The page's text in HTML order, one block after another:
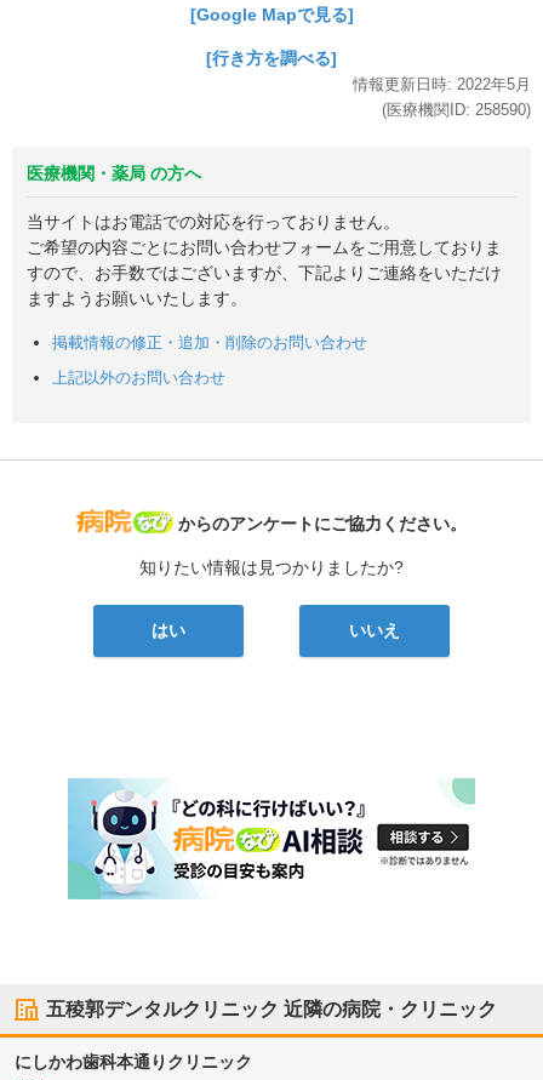
[Google Mapで見る]
[行き方を調べる]
情報更新日時: 2022年5月
(医療機関ID: 258590)
医療機関・薬局 の方へ
当サイトはお電話での対応を行っておりません。
ご希望の内容ごとにお問い合わせフォームをご用意しておりま
すので、お手数ではございますが、下記よりご連絡をいただけ
ますようお願いいたします。
掲載情報の修正・追加・削除のお問い合わせ
上記以外のお問い合わせ
病院なび
からのアンケートにご協力ください。
知りたい情報は見つかりましたか?
はい いいえ
五稜郭デンタルクリニック 近隣の病院・クリニック
にしかわ歯科本通りクリニック